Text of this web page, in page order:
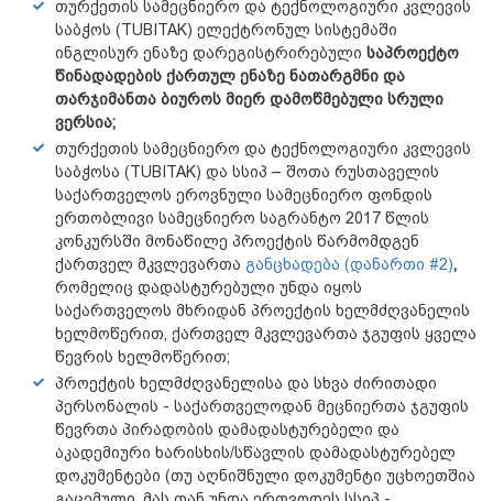
თურქეთის სამეცნიერო და ტექნოლოგიური კვლევის
საბჭოს (TUBITAK) ელექტრონულ სისტემაში
ინგლისურ ენაზე დარეგისტრირებული საპროექტო
წინადადების ქართულ ენაზე ნათარგმნი და
თარჯიმანთა ბიუროს მიერ დამოწმებული სრული
ვერსია;
თურქეთის სამეცნიერო და ტექნოლოგიური კვლევის
საბჭოსა (TUBITAK) და სსიპ – შოთა რუსთაველის
საქართველოს ეროვნული სამეცნიერო ფონდის
ერთობლივი სამეცნიერო საგრანტო 2017 წლის
კონკურსში მონაწილე პროექტის წარმომდგენ
ქართველ მკვლევართა განცხადება (დანართი #2),
რომელიც დადასტურებული უნდა იყოს
საქართველოს მხრიდან პროექტის ხელმძღვანელის
ხელმოწერით, ქართველ მკვლევართა ჯგუფის ყველა
წევრის ხელმოწერით;
პროექტის ხელმძღვანელისა და სხვა ძირითადი
პერსონალის - საქართველოდან მეცნიერთა ჯგუფის
წევრთა პირადობის დამადასტურებელი და
აკადემიური ხარისხის/სწავლის დამადასტურებელ
დოკუმენტები (თუ აღნიშნული დოკუმენტი უცხოეთშია